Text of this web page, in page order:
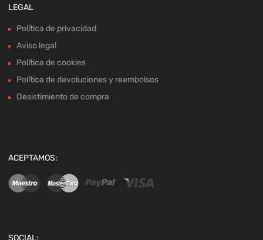
LEGAL
Política de privacidad
Aviso legal
Política de cookies
Política de devoluciones y reembolsos
Desistimiento de compra
ACEPTAMOS: